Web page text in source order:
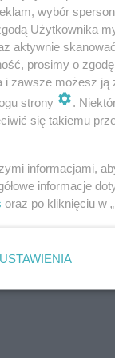
na rynek w
Największe
również Złote
w
w ścisłym
1,6%.
wybór
Użytkownika
aktywnie
prosimy o
i zawsze możesz
strony
.
się takiemu
informacjami,
informacje
oraz po kliknięciu w
USTAWIENIA